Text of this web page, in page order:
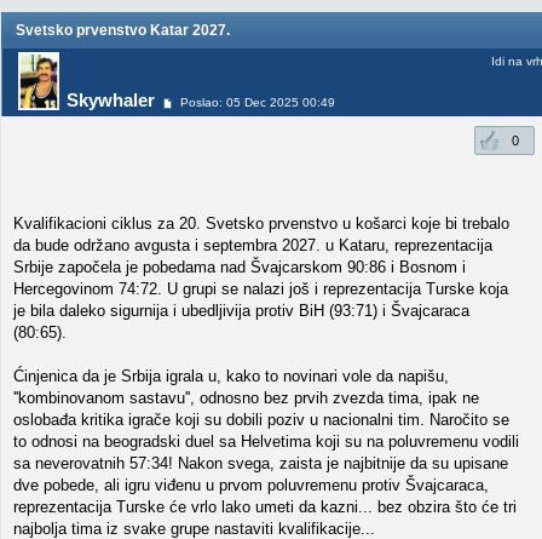
Svetsko prvenstvo Katar 2027.
Skywhaler Poslao: 05 Dec 2025 00:49
Idi na vrh
0
Kvalifikacioni ciklus za 20. Svetsko prvenstvo u košarci koje bi trebalo
da bude održano avgusta i septembra 2027. u Kataru, reprezentacija
Srbije započela je pobedama nad Švajcarskom 90:86 i Bosnom i
Hercegovinom 74:72. U grupi se nalazi još i reprezentacija Turske koja
je bila daleko sigurnija i ubedljivija protiv BiH (93:71) i Švajcaraca
(80:65).
Ćinjenica da je Srbija igrala u, kako to novinari vole da napišu,
''kombinovanom sastavu'', odnosno bez prvih zvezda tima, ipak ne
oslobađa kritika igrače koji su dobili poziv u nacionalni tim. Naročito se
to odnosi na beogradski duel sa Helvetima koji su na poluvremenu vodili
sa neverovatnih 57:34! Nakon svega, zaista je najbitnije da su upisane
dve pobede, ali igru viđenu u prvom poluvremenu protiv Švajcaraca,
reprezentacija Turske će vrlo lako umeti da kazni... bez obzira što će tri
najbolja tima iz svake grupe nastaviti kvalifikacije...